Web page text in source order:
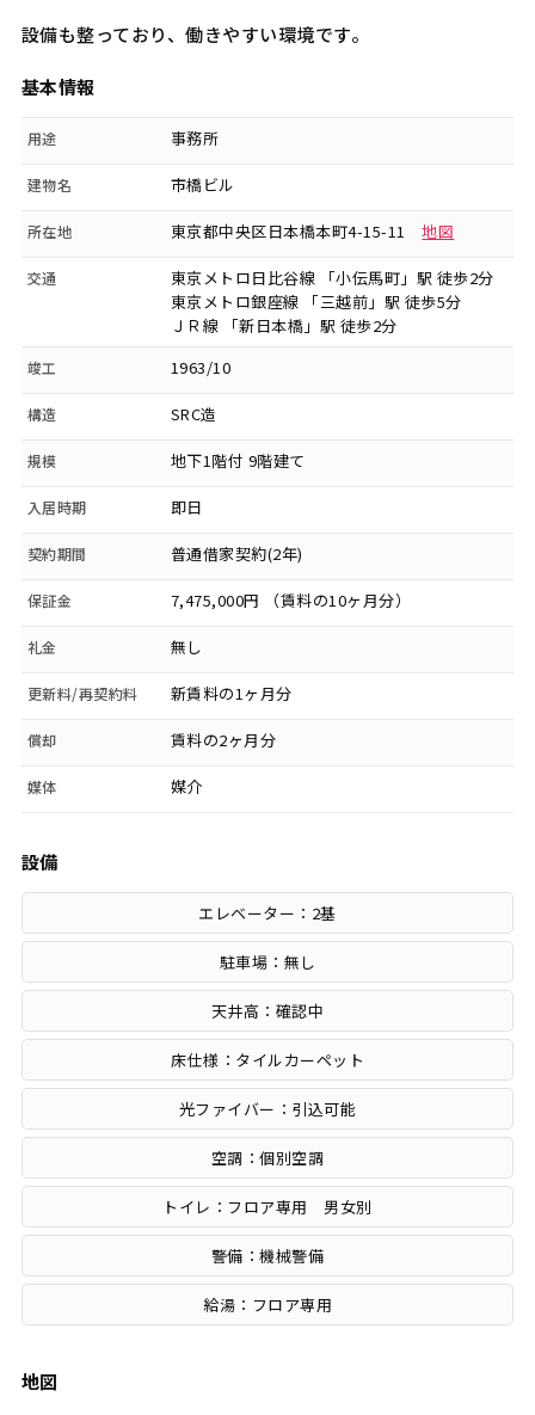
設備も整っており、働きやすい環境です。
基本情報
用途 事務所
建物名 市橋ビル
所在地 東京都中央区日本橋本町4-15-11地図
交通
東京メトロ日比谷線 「小伝馬町」駅 徒歩2分
東京メトロ銀座線 「三越前」駅 徒歩5分
ＪＲ線 「新日本橋」駅 徒歩2分
竣工 1963/10
構造 SRC造
規模 地下1階付 9階建て
入居時期 即日
契約期間 普通借家契約(2年)
保証金 7,475,000円 （賃料の10ヶ月分）
礼金 無し
更新料/再契約料 新賃料の1ヶ月分
償却 賃料の2ヶ月分
媒体 媒介
設備
エレベーター：2基
駐車場：無し
天井高：確認中
床仕様：タイルカーペット
光ファイバー：引込可能
空調：個別空調
トイレ：フロア専用 男女別
警備：機械警備
給湯：フロア専用
地図